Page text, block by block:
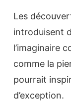
Les
introduisent
l’imaginaire
comme la
pourrait
d’exception.